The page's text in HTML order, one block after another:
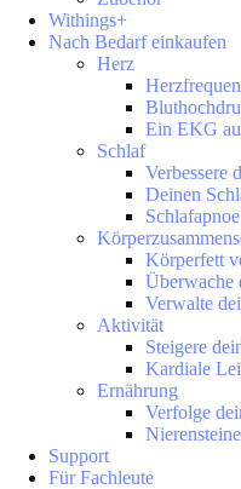
Withings+
Nach Bedarf einkaufen
Herz
Ein EKG
Schlaf
Verbessere
Deinen
Körperfett
Überwache
Verwalte
Aktivität
Steigere
Kardiale
Ernährung
Verfolge
Support
Für Fachleute